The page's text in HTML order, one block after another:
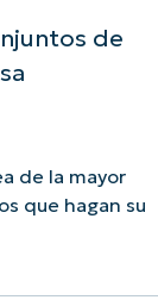
de
de la mayor
que hagan su